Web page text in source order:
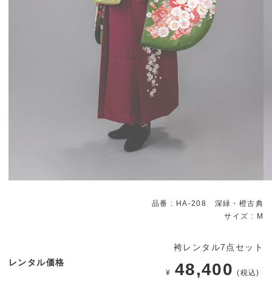
品番 : HA-208 深緑・橙古典
サイズ : M
レンタル価格
袴レンタル7点セット
¥ 48,400 (税込)